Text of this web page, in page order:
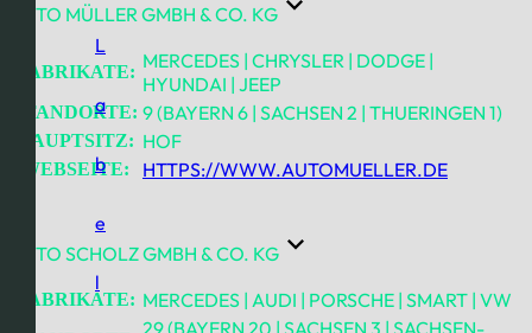
L
a
b
e
l
AUTO MÜLLER GMBH & CO. KG
FABRIKATE: MERCEDES | CHRYSLER | DODGE |
HYUNDAI | JEEP
STANDORTE: 9 (BAYERN 6 | SACHSEN 2 | THUERINGEN 1)
HAUPTSITZ: HOF
WEBSEITE: HTTPS://WWW.AUTOMUELLER.DE
AUTO SCHOLZ GMBH & CO. KG
FABRIKATE: MERCEDES | AUDI | PORSCHE | SMART | VW
29 (BAYERN 20 | SACHSEN 3 | SACHSEN-